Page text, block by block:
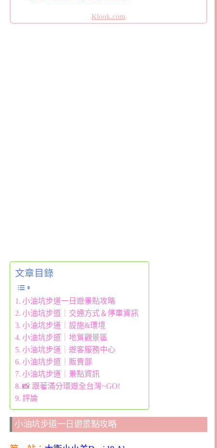
Klook.com
文章目錄
小油坑步道一日遊景點攻略
小油坑步道｜交通方式＆停車資訊
小油坑步道｜設施&環境
小油坑步道｜地質觀景區
小油坑步道｜遊客服務中心
小油坑步道｜販賣部
小油坑步道｜景點資訊
📸 跟著滿分環遊全台灣~GO!
評論
小油坑步道一日遊景點攻略